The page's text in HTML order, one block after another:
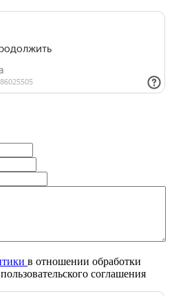
в отношении обработки
соглашения